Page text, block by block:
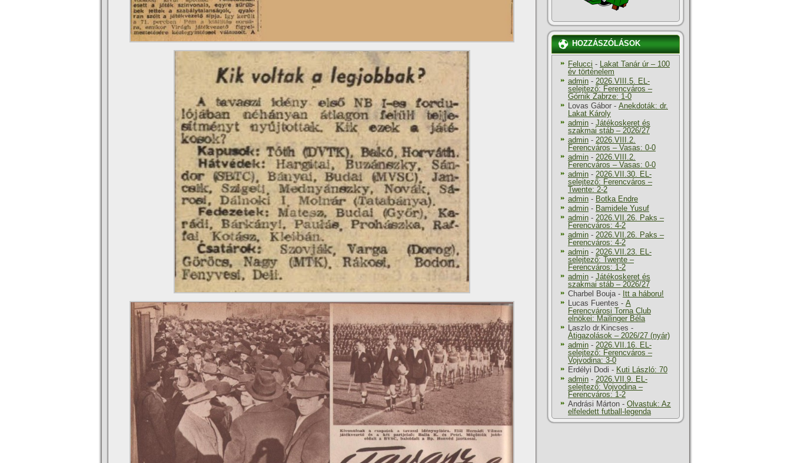
HOZZÁSZÓLÁSOK
Felucci - Lakat Tanár úr – 100
év történelem
admin - 2026.VIII.5. EL-
selejtező: Ferencváros –
Górnik Zabrze: 1-0
Lovas Gábor - Anekdoták: dr.
Lakat Károly
admin - Játékoskeret és
szakmai stáb – 2026/27
admin - 2026.VIII.2.
Ferencváros – Vasas: 0-0
admin - 2026.VIII.2.
Ferencváros – Vasas: 0-0
admin - 2026.VII.30. EL-
selejtező: Ferencváros –
Twente: 2-2
admin - Botka Endre
admin - Bamidele Yusuf
admin - 2026.VII.26. Paks –
Ferencváros: 4-2
admin - 2026.VII.26. Paks –
Ferencváros: 4-2
admin - 2026.VII.23. EL-
selejtező: Twente –
Ferencváros: 1-2
admin - Játékoskeret és
szakmai stáb – 2026/27
Charbel Bouja- Itt a háboru!
Lucas Fuentes - A
Ferencvárosi Torna Club
elnökei: Mailinger Béla
Laszlo dr.Kincses -
Átigazolások – 2026/27 (nyár)
admin - 2026.VII.16. EL-
selejtező: Ferencváros –
Vojvodina: 3-0
Erdélyi Dodi - Kuti László: 70
admin - 2026.VII.9. EL-
selejtező: Vojvodina –
Ferencváros: 1-2
Andrási Márton - Olvastuk: Az
elfeledett futball-legenda